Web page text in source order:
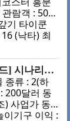
물처럼 배
리 안으로
넣습니다.
면 동물이
할 일은 그다
에는 나이
람객 : 500
기 타이쿤
(낙타) 최
상) 2. 처
. 길이 꾸물
하는것도
니다. 3. 초
자 14.9%,)
코스터 없
모두 있음 원
[롤러코스터 타이쿤 3 와일드] 시나리오 02 - 타조 농장 평원
종류 : 2(하
200달러 동
) 사업가 동
이기구 이익 :